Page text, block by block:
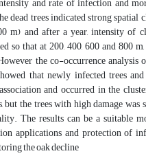
dead trees indicated strong spatial
m) and after a year, intensity of
so that at 200, 400, 600 and 800
the co-occurrence analysis
that newly infected trees
and occurred in the
but the trees with high damage
The results can be a suitable
applications and protection of
the oak decline